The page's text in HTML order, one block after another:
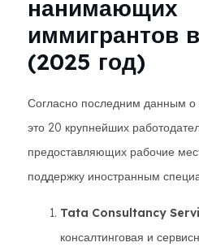
нанимающих
иммигрантов
(2025 год)
Согласно последним данным о
это 20 крупнейших
предоставляющих рабочие
поддержку иностранным
Tata Consultancy
консалтинговая и